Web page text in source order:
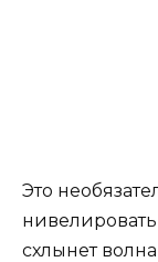
Это
нивелировать
схлынет